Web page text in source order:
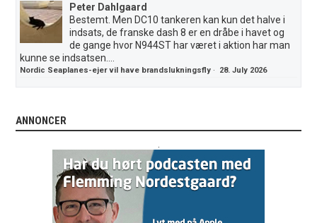
Peter Dahlgaard
Bestemt. Men DC10 tankeren kan kun det halve i
indsats, de franske dash 8 er en dråbe i havet og
de gange hvor N944ST har været i aktion har man
kunne se indsatsen....
Nordic Seaplanes-ejer vil have brandslukningsfly · 28. July 2026
ANNONCER